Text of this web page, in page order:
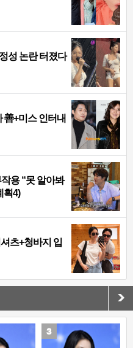
성 논란 터졌다
善+미스 인터내
용 “못 알아봐
획4)
츠+청바지 입